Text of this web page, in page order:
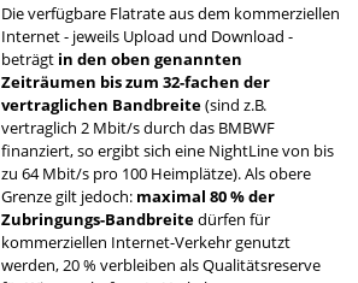
Die verfügbare Flatrate aus dem kommerziellen
Internet - jeweils Upload und Download -
beträgt in den oben genannten
Zeiträumen bis zum 32-fachen der
vertraglichen Bandbreite(sind z.B.
vertraglich 2 Mbit/s durch das BMBWF
finanziert, so ergibt sich eine NightLine von bis
zu 64 Mbit/s pro 100 Heimplätze). Als obere
Grenze gilt jedoch: maximal 80 % der
Zubringungs-Bandbreitedürfen für
kommerziellen Internet-Verkehr genutzt
werden, 20 % verbleiben als Qualitätsreserve